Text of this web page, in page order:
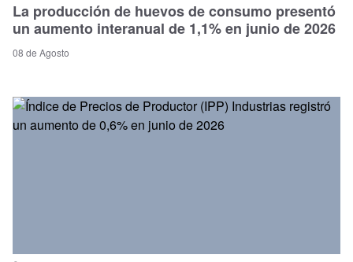
La producción de huevos de consumo presentó
un aumento interanual de 1,1% en junio de 2026
08 de Agosto